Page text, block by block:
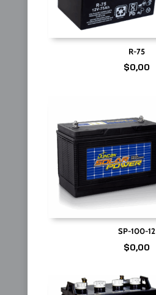
R-75
$0,00
SP-100-12
$0,00